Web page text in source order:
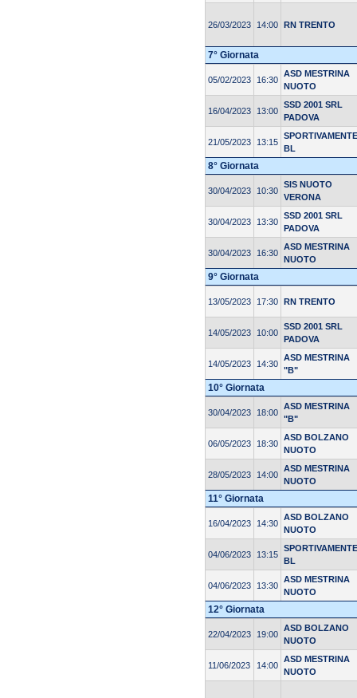
26/03/2023 14:00 RN TRENTO
7° Giornata
05/02/2023 16:30
ASD MESTRINA
NUOTO
16/04/2023 13:00
SSD 2001 SRL
PADOVA
21/05/2023 13:15
SPORTIVAMENTE
BL
8° Giornata
30/04/2023 10:30
SIS NUOTO
VERONA
30/04/2023 13:30
SSD 2001 SRL
PADOVA
30/04/2023 16:30
ASD MESTRINA
NUOTO
9° Giornata
13/05/2023 17:30 RN TRENTO
14/05/2023 10:00
SSD 2001 SRL
PADOVA
14/05/2023 14:30
ASD MESTRINA
"B"
10° Giornata
30/04/2023 18:00
ASD MESTRINA
"B"
06/05/2023 18:30
ASD BOLZANO
NUOTO
28/05/2023 14:00
ASD MESTRINA
NUOTO
11° Giornata
16/04/2023 14:30
ASD BOLZANO
NUOTO
04/06/2023 13:15
SPORTIVAMENTE
BL
04/06/2023 13:30
ASD MESTRINA
NUOTO
12° Giornata
22/04/2023 19:00
ASD BOLZANO
NUOTO
11/06/2023 14:00
ASD MESTRINA
NUOTO